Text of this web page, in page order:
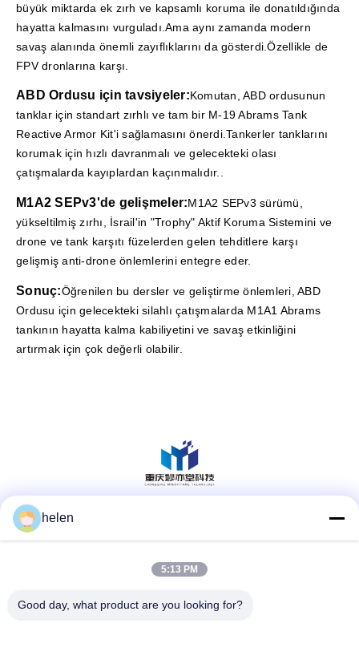
büyük miktarda ek zırh ve kapsamlı koruma ile donatıldığında
hayatta kalmasını vurguladı.Ama aynı zamanda modern
savaş alanında önemli zayıflıklarını da gösterdi.Özellikle de
FPV dronlarına karşı.
ABD Ordusu için tavsiyeler:Komutan, ABD ordusunun
tanklar için standart zırhlı ve tam bir M-19 Abrams Tank
Reactive Armor Kit'i sağlamasını önerdi.Tankerler tanklarını
korumak için hızlı davranmalı ve gelecekteki olası
çatışmalarda kayıplardan kaçınmalıdır..
M1A2 SEPv3'de gelişmeler:M1A2 SEPv3 sürümü,
yükseltilmiş zırhı, İsrail'in "Trophy" Aktif Koruma Sistemini ve
drone ve tank karşıtı füzelerden gelen tehditlere karşı
gelişmiş anti-drone önlemlerini entegre eder.
Sonuç:Öğrenilen bu dersler ve geliştirme önlemleri, ABD
Ordusu için gelecekteki silahlı çatışmalarda M1A1 Abrams
tankının hayatta kalma kabiliyetini ve savaş etkinliğini
artırmak için çok değerli olabilir.
Hızlı iletişim
helen
5:13 PM
Good day, what product are you looking for?